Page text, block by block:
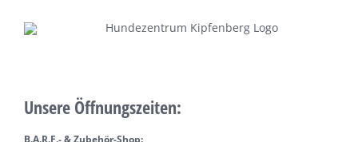
Unsere Öffnungszeiten: